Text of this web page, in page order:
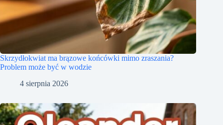
Skrzydłokwiat ma brązowe końcówki mimo zraszania?
Problem może być w wodzie
4 sierpnia 2026